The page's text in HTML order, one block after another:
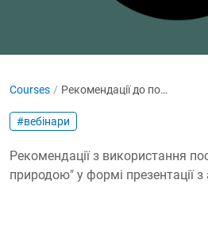
Courses Рекомендації до посібника "Працюємо з природою"
#вебінари
Рекомендації з використання
природою" у формі презентації